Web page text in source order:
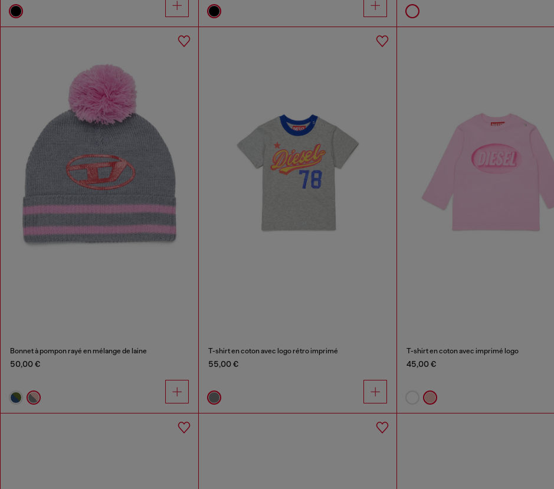
Bonnet à pompon rayé en mélange de laine
50,00 €
T-shirt en coton avec logo rétro imprimé
55,00 €
T-shirt en coton avec imprimé logo
45,00 €